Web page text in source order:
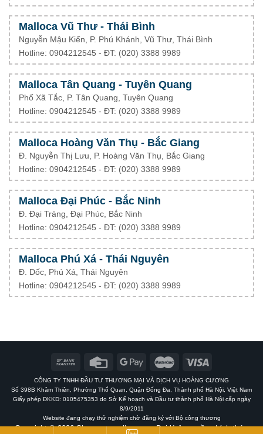
Malloca Vũ Thư - Thái Bình
Nguyễn Mậu Kiến, P. Phú Khánh, Vũ Thư, Thái Bình
Hotline: 0904212545 - ĐT: (020) 3388 9989
Malloca Tân Quang - Tuyên Quang
Phố Xã Tắc, P. Tân Quang, Tuyên Quang
Hotline: 0904212545 - ĐT: (020) 3388 9989
Malloca Hoàng Văn Thụ - Bắc Giang
Đ. Nguyễn Thị Lưu, P. Hoàng Văn Thụ, Bắc Giang
Hotline: 0904212545 - ĐT: (020) 3388 9989
Malloca Đại Phúc - Bắc Ninh
Đ. Đại Tráng, Đại Phúc, Bắc Ninh
Hotline: 0904212545 - ĐT: (020) 3388 9989
Malloca Phú Xá - Thái Nguyên
Đ. Dốc, Phú Xá, Thái Nguyên
Hotline: 0904212545 - ĐT: (020) 3388 9989
CÔNG TY TNHH ĐẦU TƯ THƯƠNG MẠI VÀ DỊCH VỤ HOÀNG CƯƠNG
Số 398B Khâm Thiên, Phường Thổ Quan, Quận Đống Đa, Thành phố Hà Nội, Việt Nam
Giấy phép ĐKKD: 0105475353 do Sở Kế hoạch và Đầu tư thành phố Hà Nội cấp ngày
8/9/2011
Website đang chạy thử nghiệm chờ đăng ký với Bộ công thương
Copyright © 2026 Showroommalloca.vn - Đại lý ủy quyền chính thức